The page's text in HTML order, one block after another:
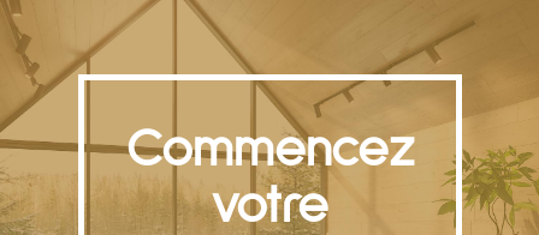
Commencez
votre